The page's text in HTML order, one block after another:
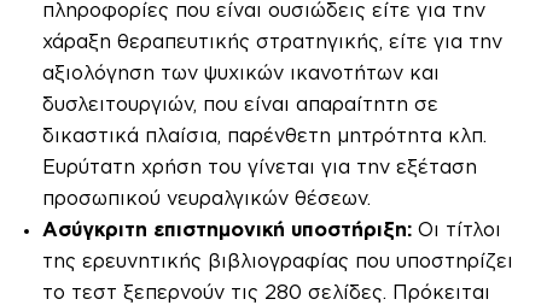
πληροφορίες που είναι ουσιώδεις είτε για την
χάραξη θεραπευτικής στρατηγικής, είτε για την
αξιολόγηση των ψυχικών ικανοτήτων και
δυσλειτουργιών, που είναι απαραίτητη σε
δικαστικά πλαίσια, παρένθετη μητρότητα κλπ.
Ευρύτατη χρήση του γίνεται για την εξέταση
προσωπικού νευραλγικών θέσεων.
Ασύγκριτη επιστημονική υποστήριξη: Οι τίτλοι
της ερευνητικής βιβλιογραφίας που υποστηρίζει
το τεστ ξεπερνούν τις 280 σελίδες. Πρόκειται